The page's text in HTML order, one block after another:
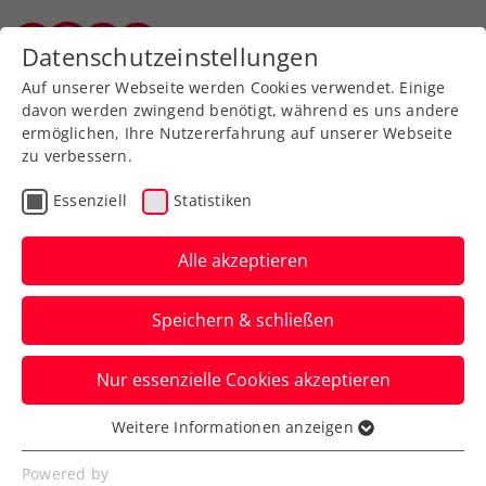
Zurück zur Newsübersicht
ATP
Erste Bank Open: Top-
Fanerlebnis mit der
#glaubandich Fancam
Postet eure coolsten Fotos von eurem
Besuch beim ATP-500-Turnier in der
Wiener Stadthalle.
Verfasst von: Presseaussendung / Redaktion, 20.10.2025
Datenschutzeinstellungen
Auf unserer Webseite werden Cookies verwendet. Einige
davon werden zwingend benötigt, während es uns andere
ermöglichen, Ihre Nutzererfahrung auf unserer Webseite
zu verbessern.
Essenziell Statistiken
Alle akzeptieren
Speichern & schließen
Nur essenzielle Cookies akzeptieren
Essenziell
Essenzielle Cookies werden für grundlegende
Weitere Informationen anzeigen
Powered by